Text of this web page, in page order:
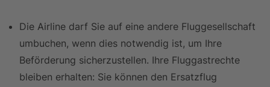
Die Airline darf Sie auf eine andere Fluggesellschaft
umbuchen, wenn dies notwendig ist, um Ihre
Beförderung sicherzustellen. Ihre Fluggastrechte
bleiben erhalten: Sie können den Ersatzflug